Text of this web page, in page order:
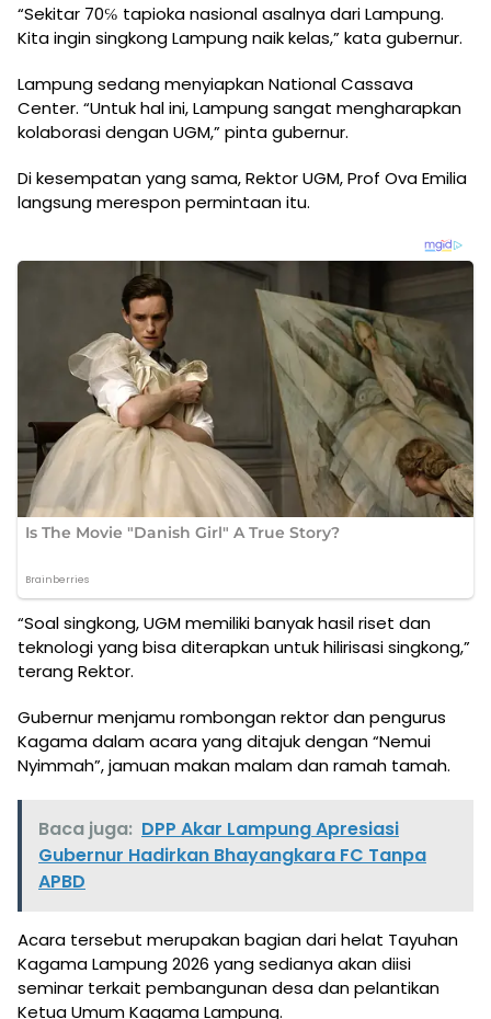
“Sekitar 70℅ tapioka nasional asalnya dari Lampung.
Kita ingin singkong Lampung naik kelas,” kata gubernur.
Lampung sedang menyiapkan National Cassava
Center. “Untuk hal ini, Lampung sangat mengharapkan
kolaborasi dengan UGM,” pinta gubernur.
Di kesempatan yang sama, Rektor UGM, Prof Ova Emilia
langsung merespon permintaan itu.
“Soal singkong, UGM memiliki banyak hasil riset dan
teknologi yang bisa diterapkan untuk hilirisasi singkong,”
terang Rektor.
Gubernur menjamu rombongan rektor dan pengurus
Kagama dalam acara yang ditajuk dengan “Nemui
Nyimmah”, jamuan makan malam dan ramah tamah.
Baca juga: DPP Akar Lampung Apresiasi
Gubernur Hadirkan Bhayangkara FC Tanpa
APBD
Acara tersebut merupakan bagian dari helat Tayuhan
Kagama Lampung 2026 yang sedianya akan diisi
seminar terkait pembangunan desa dan pelantikan
Ketua Umum Kagama Lampung.